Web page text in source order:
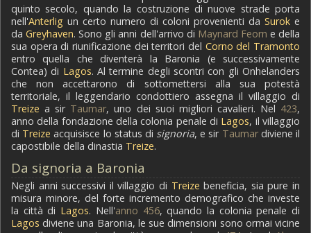
quinto secolo, quando la costruzione di nuove strade porta
nell'Anterlig un certo numero di coloni provenienti da Surok e
daGreyhaven. Sono gli anni dell'arrivo di Maynard Feorn e della
sua opera di riunificazione dei territori del Corno del Tramonto
entro quella che diventerà la Baronia (e successivamente
Contea) di Lagos. Al termine degli scontri con gli Onhelanders
che non accettarono di sottomettersi alla sua potestà
territoriale, il leggendario condottiero assegna il villaggio di
Treize a sir Taumar, uno dei suoi migliori cavalieri. Nel 423,
anno della fondazione della colonia penale di Lagos, il villaggio
di Treize acquisisce lo status di signoria, e sir Taumardiviene il
capostibile della dinastia Treize.
Da signoria a Baronia
Negli anni successivi il villaggio di Treize beneficia, sia pure in
misura minore, del forte incremento demografico che investe
la città di Lagos. Nell'anno 456, quando la colonia penale di
Lagos diviene una Baronia, le sue dimensioni sono ormai vicine